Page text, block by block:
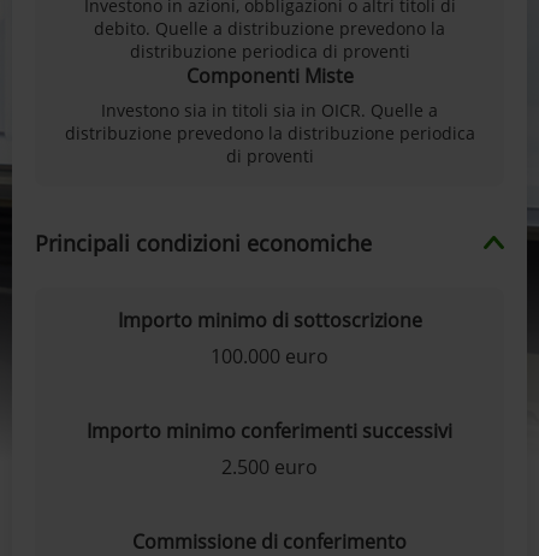
Investono in azioni, obbligazioni o altri titoli di
debito. Quelle a distribuzione prevedono la
distribuzione periodica di proventi
Componenti Miste
Investono sia in titoli sia in OICR. Quelle a
distribuzione prevedono la distribuzione periodica
di proventi
Principali condizioni economiche
Importo minimo di sottoscrizione
100.000 euro
Importo minimo conferimenti successivi
2.500 euro
Commissione di conferimento